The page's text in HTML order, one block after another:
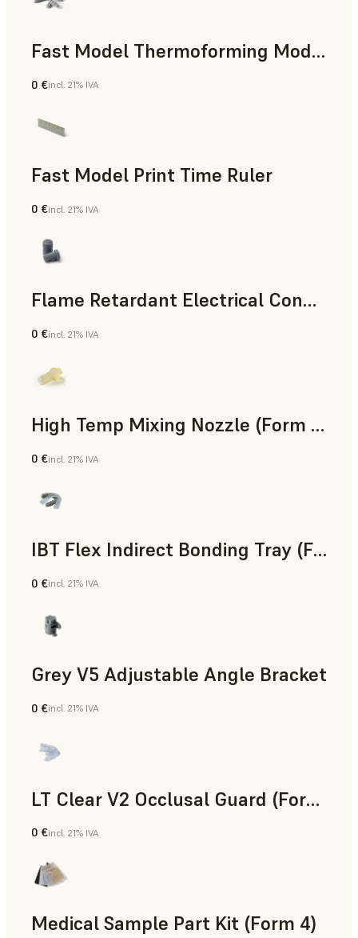
Fast Model Thermoforming Model
Odontología
0 €incl. 21% IVA
Fast Model Print Time Ruler
Estándar
0 €incl. 21% IVA
Flame Retardant Electrical Connector (Form 4)
Ingeniería
0 €incl. 21% IVA
High Temp Mixing Nozzle (Form 4)
Ingeniería
0 €incl. 21% IVA
IBT Flex Indirect Bonding Tray (Form 4)
Odontología
0 €incl. 21% IVA
Grey V5 Adjustable Angle Bracket
Estándar
0 €incl. 21% IVA
LT Clear V2 Occlusal Guard (Form 4)
Odontología
0 €incl. 21% IVA
Medical Sample Part Kit (Form 4)